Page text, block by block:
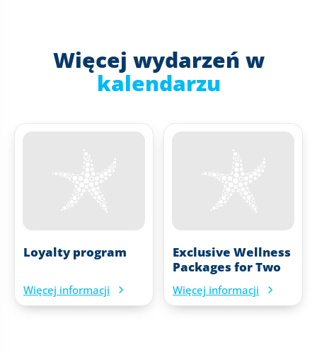
Więcej wydarzeń w
kalendarzu
Loyalty program
Więcej informacji
Exclusive Wellness
Packages for Two
Więcej informacji